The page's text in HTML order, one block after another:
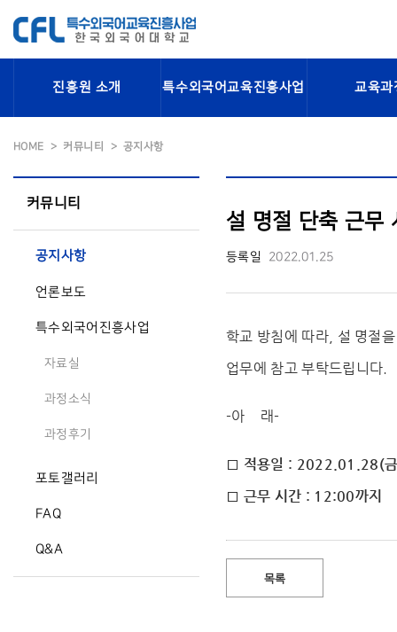
진흥원 소개 특수외국어교육진흥사업 교육과
HOME 커뮤니티 공지사항
커뮤니티
공지사항
언론보도
특수외국어진흥사업
자료실
과정소식
과정후기
포토갤러리
FAQ
Q&A
설 명절 단축 근
등록일 2022.01.25
학교 방침에 따라, 설 명절
업무에 참고 부탁드립니다.
-아 래-
□ 적용일 : 2022.01.28(
□ 근무 시간 : 12:00까지
목록